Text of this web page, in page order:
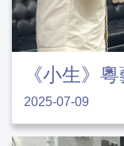
《小生》
2025-07-09